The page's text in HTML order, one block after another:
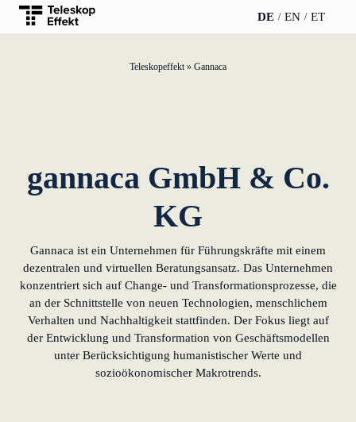
DE EN ET
Innovationsreise
Wissensmanagement
Innovation für
Banken
lernen aus Estland
Silber-Partner
Bronze-Partner
Unterstützer
Veranstaltungen
Teleskopeffekt» Gannaca
gannaca GmbH & Co.
KG
Gannaca ist ein Unternehmen für Führungskräfte mit einem
dezentralen und virtuellen Beratungsansatz. Das Unternehmen
konzentriert sich auf Change- und Transformationsprozesse, die
an der Schnittstelle von neuen Technologien, menschlichem
Verhalten und Nachhaltigkeit stattfinden. Der Fokus liegt auf
der Entwicklung und Transformation von Geschäftsmodellen
unter Berücksichtigung humanistischer Werte und
sozioökonomischer Makrotrends.